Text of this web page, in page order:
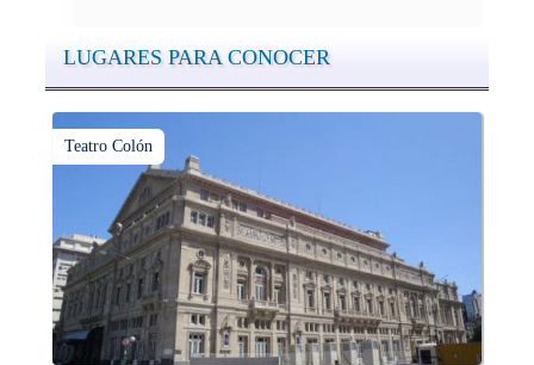
LUGARES PARA CONOCER
Teatro Colón